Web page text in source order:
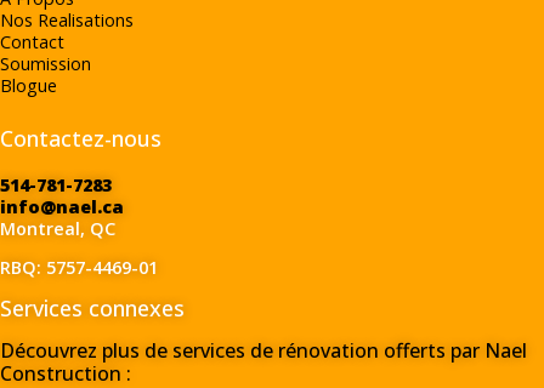
Nos Realisations
Contact
Soumission
Blogue
Contactez-nous
514-781-7283
info@nael.ca
Montreal, QC
RBQ: 5757-4469-01
Services connexes
Découvrez plus de services de rénovation offerts par Nael
Construction :